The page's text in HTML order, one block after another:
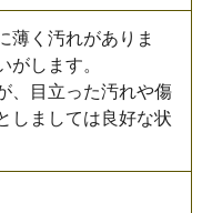
薄く汚れがありま
します。
、目立った汚れや傷
しましては良好な状